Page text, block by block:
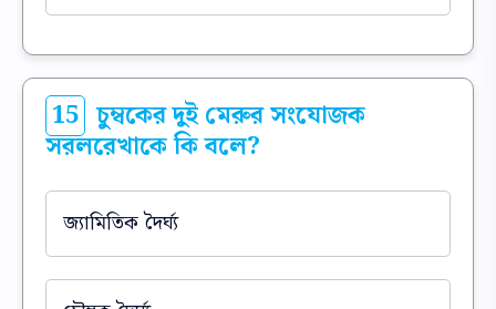
15 চুম্বকের দুই মেরুর সংযোজক
সরলরেখাকে কি বলে?
জ্যামিতিক দৈর্ঘ্য